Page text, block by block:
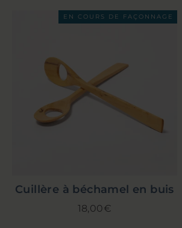
EN COURS DE FAÇONNAGE
Cuillère à béchamel en buis
18,00€